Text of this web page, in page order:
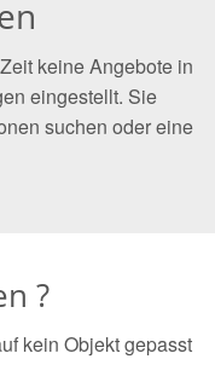
keine Angebote in
eingestellt. Sie
suchen oder eine
?
kein Objekt gepasst